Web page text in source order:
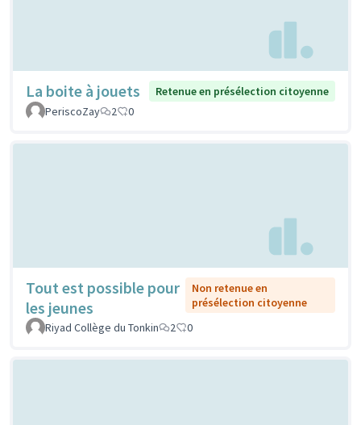
La boite à jouets
Retenue en présélection citoyenne
PeriscoZay
2 0
Tout est possible pour
les jeunes
Non retenue en
présélection citoyenne
Riyad Collège du Tonkin
2 0